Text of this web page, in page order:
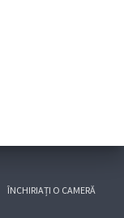
ÎNCHIRIAȚI O CAMERĂ